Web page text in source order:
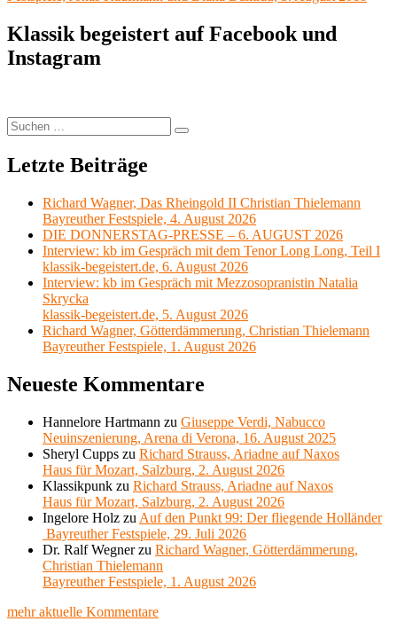
Klassik begeistert auf Facebook und
Instagram
Suchen
nach:
Suchen
Letzte Beiträge
Richard Wagner, Das Rheingold II Christian Thielemann
Bayreuther Festspiele, 4. August 2026
DIE DONNERSTAG-PRESSE – 6. AUGUST 2026
Interview: kb im Gespräch mit dem Tenor Long Long, Teil I
klassik-begeistert.de, 6. August 2026
Interview: kb im Gespräch mit Mezzosopranistin Natalia
Skrycka
klassik-begeistert.de, 5. August 2026
Richard Wagner, Götterdämmerung, Christian Thielemann
Bayreuther Festspiele, 1. August 2026
Neueste Kommentare
Hannelore Hartmann zu Giuseppe Verdi, Nabucco
Neuinszenierung, Arena di Verona, 16. August 2025
Sheryl Cupps zu Richard Strauss, Ariadne auf Naxos
Haus für Mozart, Salzburg, 2. August 2026
Klassikpunk zu Richard Strauss, Ariadne auf Naxos
Haus für Mozart, Salzburg, 2. August 2026
Ingelore Holz zu Auf den Punkt 99: Der fliegende Holländer
Bayreuther Festspiele, 29. Juli 2026
Dr. Ralf Wegnerzu Richard Wagner, Götterdämmerung,
Christian Thielemann
Bayreuther Festspiele, 1. August 2026
mehr aktuelle Kommentare